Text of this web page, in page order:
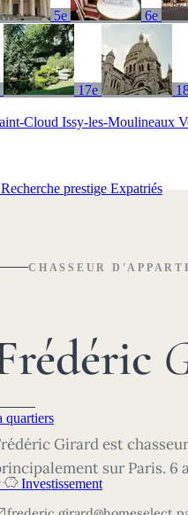
5e 6e
17e
Cloud Issy-les-Moulineaux
Recherche prestigeExpatriés
quartiers
Investissement
CHASSEUR
Girard est
sur Paris. 6